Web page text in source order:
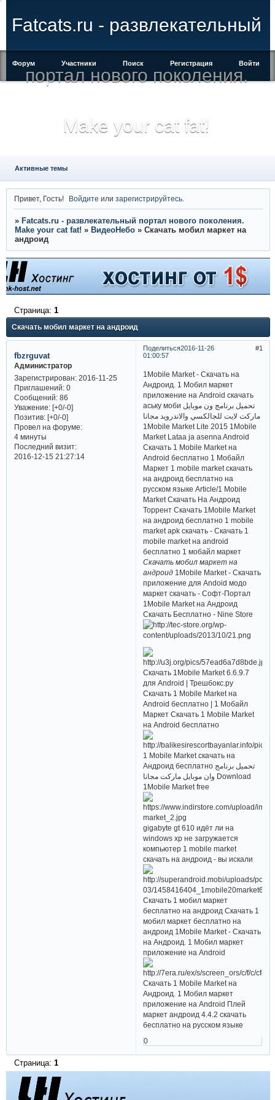
Fatcats.ru - развлекательный
портал нового поколения.
Make your cat fat!
Форум Участники Поиск Регистрация Войти
Активные темы
Привет, Гость! Войдите илизарегистрируйтесь
» Fatcats.ru - развлекательный портал нового поколения.
Make your cat fat! » ВидеоНебо » Скачать мобил маркет на
андроид
Скачать мобил маркет на андроид
Страница: 1
Поделиться 1
2016-11-26
01:00:57
fbzrguvat
Администратор
Зарегистрирован: 2016-11-25
Приглашений:0
Сообщений:86
Уважение: [+0/-0]
Позитив: [+0/-0]
Провел на форуме:
4 минуты
Последний визит:
2016-12-15 21:27:14
1Mobile Market - Скачать на
Андроид. 1 Мобил маркет
приложение на Android скачать
аську моби تحميل برنامج ون موبايل
ماركت لايت للجالكسي والاندرويد مجانا
1Mobile Market Lite 2015 1Mobile
Market Lataa ja asenna Android
Скачать 1 Mobile Market на
Android бесплатно 1 Мобайл
Маркет 1 mobile market скачать
на андроид бесплатно на
русском языке Article/1 Mobile
Market Скачать На Андроид
Торрент Скачать 1Mobile Market
на андроид бесплатно 1 mobile
market apk скачать - Скачать 1
mobile market на android
бесплатно 1 мобайл маркет
Скачать мобил маркет на
андроид 1Mobile Market - Скачать
приложение для Andoid модо
маркет скачать - Софт-Портал
1Mobile Market на Андроид
Скачать Бесплатно - Nine Store
Скачать 1Mobile Market 6.6.9.7
для Android | Трешбокс.ру
Скачать 1 Mobile Market на
Android бесплатно | 1 Мобайл
Маркет Скачать 1 Mobile Market
на Android бесплатно
1 Mobile Market скачать на
Андроид бесплатно تحميل برنامج
وان موبايل ماركت مجانا Download
1Mobile Market free
gigabyte gt 610 идёт ли на
windows xp не загружается
компьютер 1 mobile market
скачать на андроид - вы искали
Скачать 1 мобил маркет
бесплатно на андроид Скачать 1
мобил маркет бесплатно на
андроид 1Mobile Market - Скачать
на Андроид. 1 Мобил маркет
приложение на Android
Скачать 1 Mobile Market на
Андроид. 1 Мобил маркет
приложение на Android Плей
маркет андроид 4.4.2 скачать
бесплатно на русском языке
0
Страница: 1